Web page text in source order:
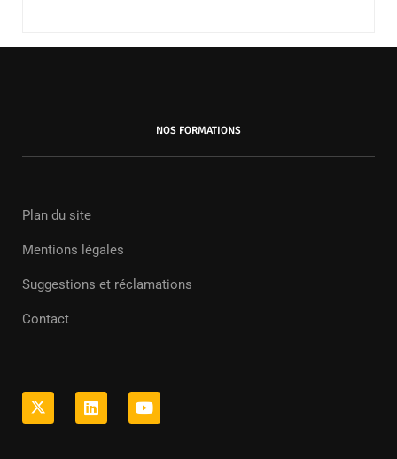
NOS FORMATIONS
Plan du site
Mentions légales
Suggestions et réclamations
Contact